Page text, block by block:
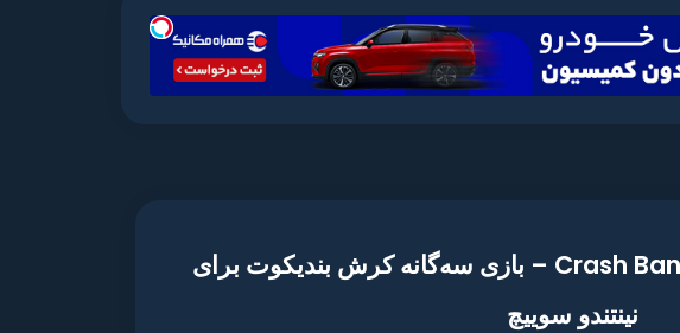
Crash Bandicoot N. Sane Trilogy – بازی سه‌گانه کرش بندیکوت برای
نینتندو سوییچ